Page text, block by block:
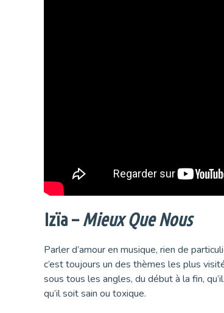
Izïa –Mieux Que Nous
Parler d’amour en musique, rien de
c’est toujours un des thèmes les plus
sous tous les angles, du début à la fin,
qu’il soit sain ou toxique.